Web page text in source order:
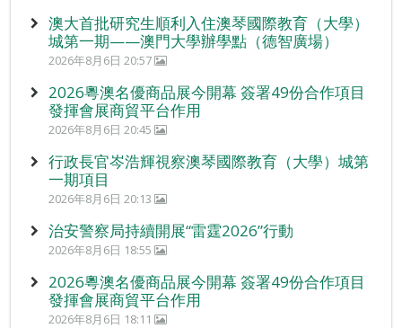
澳大首批研究生順利入住澳琴國際教育（大學）
城第一期——澳門大學辦學點（德智廣場）
2026年8月6日 20:57
2026粵澳名優商品展今開幕 簽署49份合作項目
發揮會展商貿平台作用
2026年8月6日 20:45
行政長官岑浩輝視察澳琴國際教育（大學）城第
一期項目
2026年8月6日 20:13
治安警察局持續開展“雷霆2026”行動
2026年8月6日 18:55
2026粵澳名優商品展今開幕 簽署49份合作項目
發揮會展商貿平台作用
2026年8月6日 18:11